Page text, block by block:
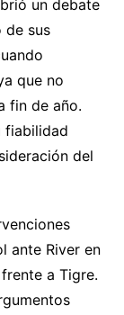
un debate
de sus
que no
fin de año.
fiabilidad
del
ante River en
a Tigre.